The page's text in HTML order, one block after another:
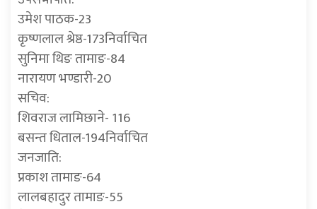
उमेश पाठक-23
कृष्णलाल श्रेष्ठ-173निर्वाचित
सुनिमा थिङ तामाङ-84
नारायण भण्डारी-20
सचिव:
शिवराज लामिछाने- 116
बसन्त धिताल-194निर्वाचित
जनजाति:
प्रकाश तामाङ-64
लालबहादुर तामाङ-55